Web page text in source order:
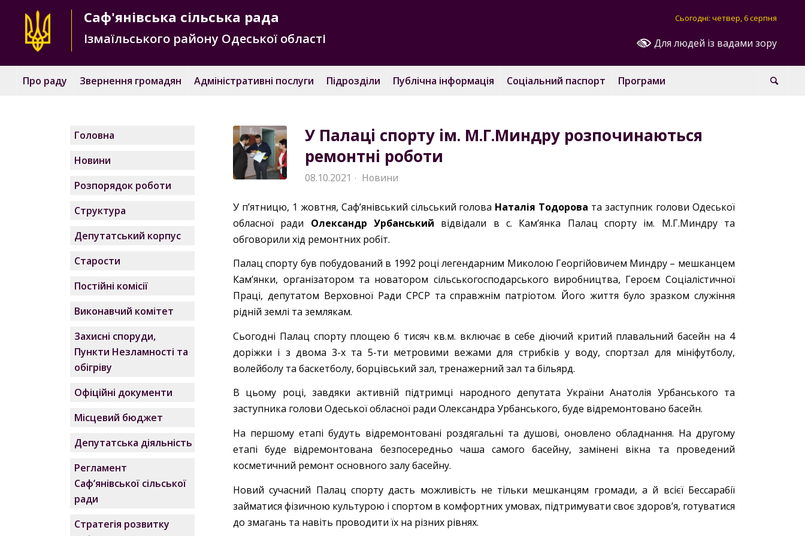
Для людей із вадами зору
Сьогодні: четвер, 6 серпня
Саф'янівська сільська рада
Ізмаїльського району Одеської області
Про раду Звернення громадян Адміністративні послуги Підрозділи Публічна інформація Соціальний паспорт Програми
У Палаці спорту ім. М.Г.Миндру розпочинаються
ремонтні роботи
08.10.2021 · Новини
У п’ятницю, 1 жовтня, Саф’янівський сільський голова Наталія Тодорова та заступник голови Одеської
обласної ради Олександр Урбанський відвідали в с. Кам’янка Палац спорту ім. М.Г.Миндру та
обговорили хід ремонтних робіт.
Палац спорту був побудований в 1992 році легендарним Миколою Георгійовичем Миндру – мешканцем
Кам’янки, організатором та новатором сільськогосподарського виробництва, Героєм Соціалістичної
Праці, депутатом Верховної Ради СРСР та справжнім патріотом. Його життя було зразком служіння
рідній землі та землякам.
Сьогодні Палац спорту площею 6 тисяч кв.м. включає в себе діючий критий плавальний басейн на 4
доріжки і з двома 3-х та 5-ти метровими вежами для стрибків у воду, спортзал для мініфутболу,
волейболу та баскетболу, борцівський зал, тренажерний зал та більярд.
В цьому році, завдяки активній підтримці народного депутата України Анатолія Урбанського та
заступника голови Одеської обласної ради Олександра Урбанського, буде відремонтовано басейн.
На першому етапі будуть відремонтовані роздягальні та душові, оновлено обладнання. На другому
етапі буде відремонтована безпосередньо чаша самого басейну, замінені вікна та проведений
косметичний ремонт основного залу басейну.
Новий сучасний Палац спорту дасть можливість не тільки мешканцям громади, а й всієї Бессарабії
займатися фізичною культурою і спортом в комфортних умовах, підтримувати своє здоров’я, готуватися
до змагань та навіть проводити їх на різних рівнях.
Головна
Новини
Розпорядок роботи
Структура
Депутатський корпус
Старости
Постійні комісії
Виконавчий комітет
Захисні споруди,
Пункти Незламності та
обігріву
Офіційні документи
Місцевий бюджет
Депутатська діяльність
Регламент
Саф’янівської сільської
ради
Стратегія розвитку